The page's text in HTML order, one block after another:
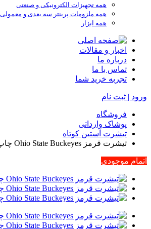
همه تجهیزات الکترونیکی و صنعتی
همه ملزومات پرینتر سه بعدی و معمولی
همه ابزار
اخبار و مقالات
درباره ما
تماس با ما
تجربه خرید شما
ورود | ثبت نام
فروشگاه
پوشاک وارداتی
تیشرت آستین کوتاه
تیشرت قرمز Ohio State Buckeyes چاپ ورزشی
اتمام موجودی